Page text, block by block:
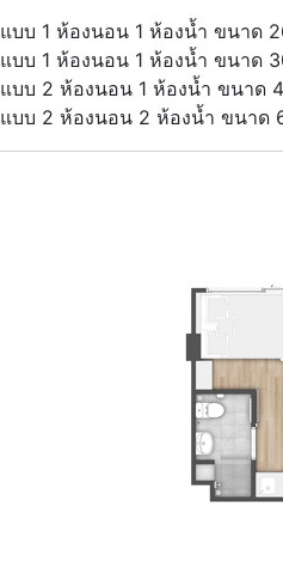
แบบ 1 ห้องนอน 1 ห้องน้ำ ขนาด
แบบ 1 ห้องนอน 1 ห้องน้ำ ขนาด
แบบ 2 ห้องนอน 1 ห้องน้ำ ขนาด
แบบ 2 ห้องนอน 2 ห้องน้ำ ขนาด